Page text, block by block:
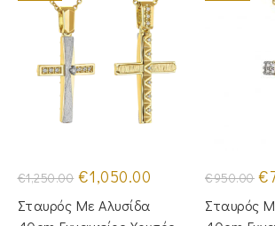
€1,250.00 Original
price
was:
€1,250.00.
€1,050.00
Σταυρός Με Αλυσίδα
€950.00
was:
€
Σταυρός